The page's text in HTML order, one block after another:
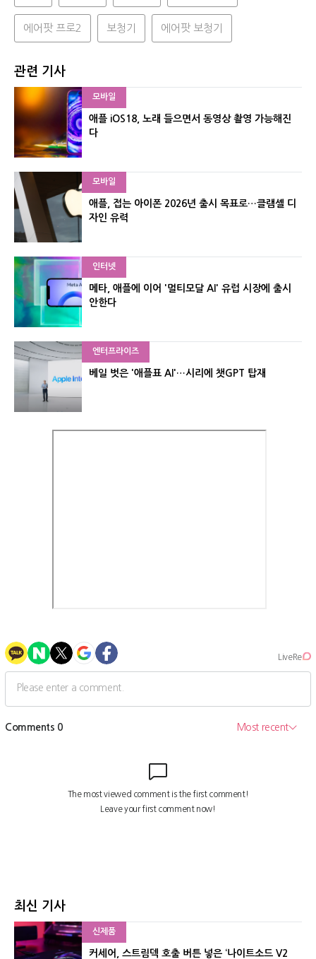
에어팟 프로2 보청기 에어팟 보청기
관련 기사
모바일
애플 iOS18, 노래 들으면서 동영상 촬영 가능해진
다
모바일
애플, 접는 아이폰 2026년 출시 목표로…클램셸 디
자인 유력
인터넷
메타, 애플에 이어 '멀티모달 AI' 유럽 시장에 출시
안한다
엔터프라이즈
베일 벗은 '애플표 AI'…시리에 챗GPT 탑재
최신 기사
신제품
커세어, 스트림덱 호출 버튼 넣은 ‘나이트소드 V2